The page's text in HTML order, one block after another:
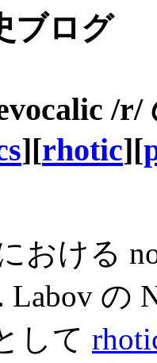
ブログ
/
][rhotic][
おける
Labov の
して